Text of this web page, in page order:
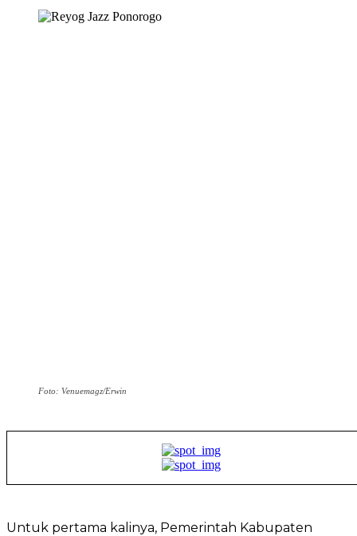
Foto: Venuemagz/Erwin
Untuk pertama kalinya, Pemerintah Kabupaten